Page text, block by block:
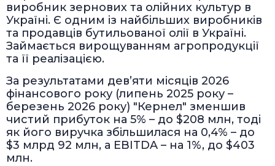
виробник зернових та олійних культур в
Україні. Є одним із найбільших виробників
та продавців бутильованої олії в Україні.
Займається вирощуванням агропродукції
та її реалізацією.
За результатами дев’яти місяців 2026
фінансового року (липень 2025 року –
березень 2026 року) "Кернел" зменшив
чистий прибуток на 5% – до $208 млн, тоді
як його виручка збільшилася на 0,4% – до
$3 млрд 92 млн, а EBITDA – на 1%, до $403
млн.